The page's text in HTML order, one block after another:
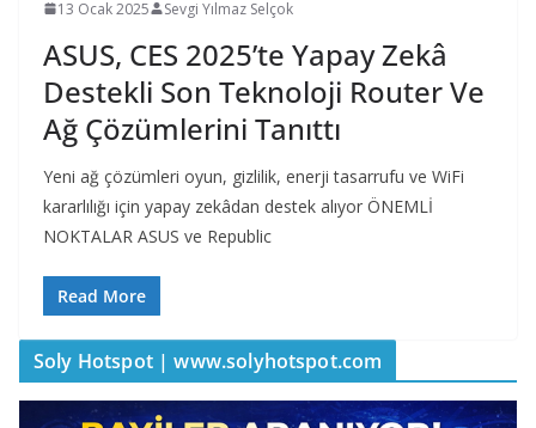
13 Ocak 2025 Sevgi Yılmaz Selçok
ASUS, CES 2025’te Yapay Zekâ
Destekli Son Teknoloji Router Ve
Ağ Çözümlerini Tanıttı
Yeni ağ çözümleri oyun, gizlilik, enerji tasarrufu ve WiFi
kararlılığı için yapay zekâdan destek alıyor ÖNEMLİ
NOKTALAR ASUS ve Republic
Read More
Soly Hotspot | www.solyhotspot.com